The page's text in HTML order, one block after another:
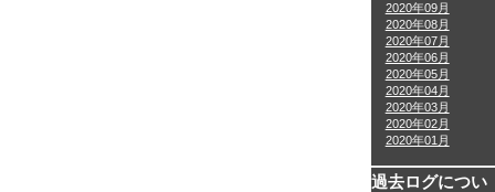
2020年09月
2020年08月
2020年07月
2020年06月
2020年05月
2020年04月
2020年03月
2020年02月
2020年01月
過去ログについ